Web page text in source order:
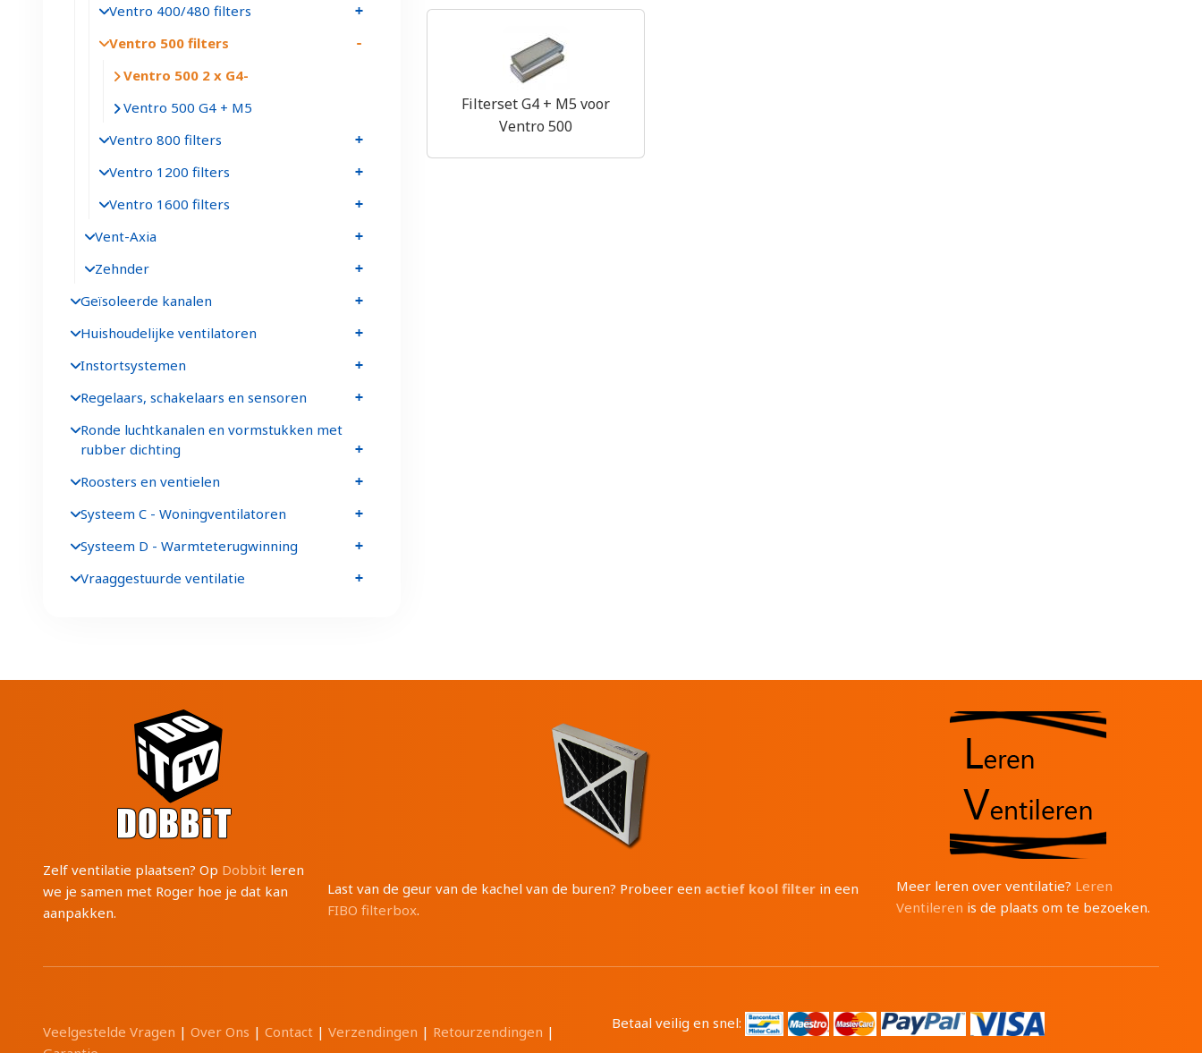
Filterset G4 + M5 voor
Ventro 500
Ventro 400/480 filters
Ventro 500 filters
Ventro 500 2 x G4
Ventro 500 G4 + M5
Ventro 800 filters
Ventro 1200 filters
Ventro 1600 filters
Vent-Axia
Zehnder
Geïsoleerde kanalen
Huishoudelijke ventilatoren
Instortsystemen
Regelaars, schakelaars en sensoren
Ronde luchtkanalen en vormstukken met
rubber dichting
Roosters en ventielen
Systeem C - Woningventilatoren
Systeem D - Warmteterugwinning
Vraaggestuurde ventilatie
Zelf ventilatie plaatsen? Op Dobbit leren
we je samen met Roger hoe je dat kan
aanpakken.
Last van de geur van de kachel van de buren? Probeer een actief kool filter in een
FIBO filterbox.
Meer leren over ventilatie? Leren
Ventileren is de plaats om te bezoeken.
Veelgestelde Vragen | Over Ons | Contact | Verzendingen | Retourzendingen |
Betaal veilig en snel: